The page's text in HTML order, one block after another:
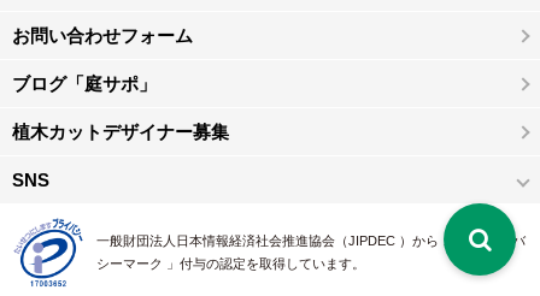
お問い合わせフォーム
ブログ「庭サポ」
植木カットデザイナー募集
SNS
一般財団法人日本情報経済社会推進協会（JIPDEC ）から 、「 プライバ
シーマーク 」付与の認定を取得しています。